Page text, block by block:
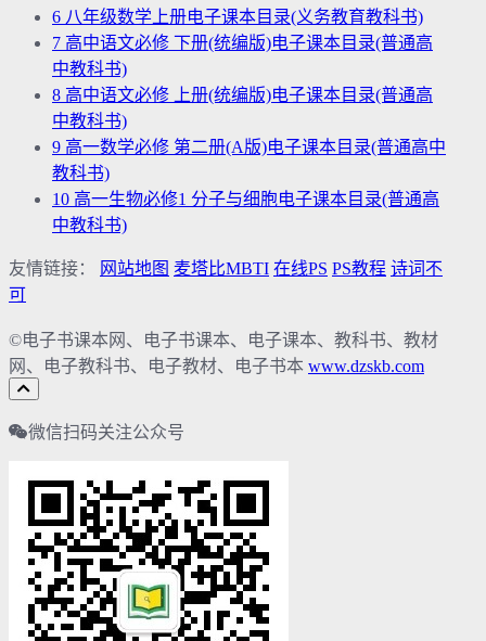
6 八年级数学上册电子课本目录(义务教育教科书)
7 高中语文必修 下册(统编版)电子课本目录(普通高
中教科书)
8 高中语文必修 上册(统编版)电子课本目录(普通高
中教科书)
9 高一数学必修 第二册(A版)电子课本目录(普通高中
教科书)
10 高一生物必修1 分子与细胞电子课本目录(普通高
中教科书)
友情链接： 网站地图 麦塔比MBTI 在线PS PS教程 诗词不
可
©电子书课本网、电子书课本、电子课本、教科书、教材
网、电子教科书、电子教材、电子书本 www.dzskb.com
微信扫码关注公众号